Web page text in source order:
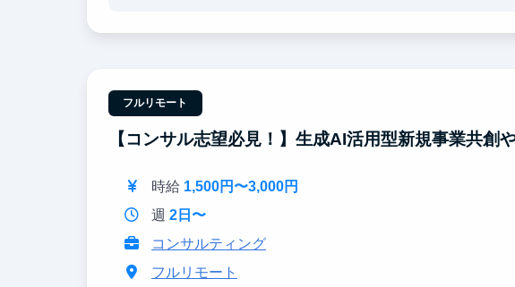
【東大早慶8割】
高倍率を突破したトップ層が集結。オフィスに来るだけで視座が高まる
過去インターン生は戦略コンサル・外銀・総合商社等のトップ企業へ内
フルリモート
【コンサル志望必見！】生成AI活用型新規事業共創
時給 1,500円〜3,000円
週 2日〜
コンサルティング
フルリモート